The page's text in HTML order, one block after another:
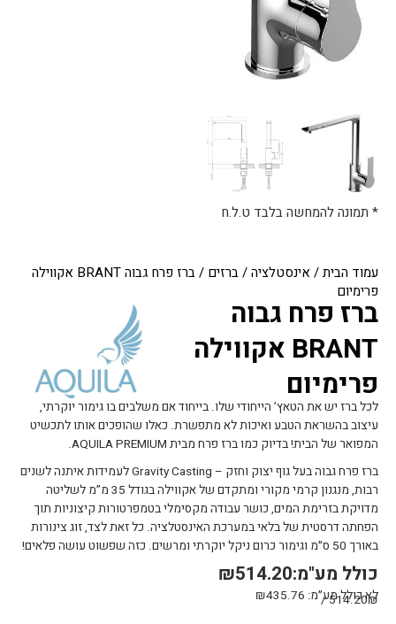
עמוד הבית/ אינסטלציה/ברזים
/ ברז פרח גבוה BRANT אקווילה
פרימיום
ברז פרח גבוה
BRANT אקווילה
פרימיום
לכל ברז יש את הטאץ’ הייחודי שלו. בייחוד אם משלבים בו גימור יוקרתי,
עיצוב בהשראת הטבע ואיכות לא מתפשרת. כאלו שהופכים אותו לתכשיט
המפואר של הבית! בדיוק כמו ברז פרח מבית AQUILA PREMIUM.
ברז פרח גבוה בעל גוף יצוק וחזק – Gravity Casting לעמידות איתנה לשנים
רבות, מנגנון קרמי מקורי ומתקדם של אקווילה בגודל 35 מ”מ לשליטה
מדויקת בזרימת המים, כושר עבודה מקסימלי בטמפרטורות קיצוניות תוך
הפחתה דרסטית של בלאי במערכת האינסטלציה. כל זאת לצד, זוג צינורות
באורך 50 ס״מ וגימור כרום ניקל יוקרתי ומרשים. כזה שפשוט עושה פלאים!
₪514.20כולל מע"מ:
לא כולל מע״מ: ₪435.76
514.20₪ /
* תמונה להמחשה בלבד ט.ל.ח